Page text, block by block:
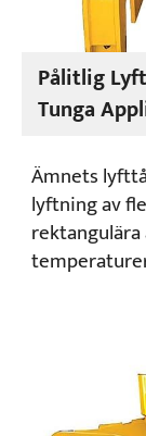
Pålitlig
Tunga
Ämnets
lyftning av